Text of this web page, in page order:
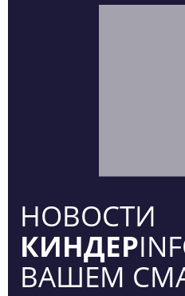
НОВОСТИ
КИНДЕР
ВАШЕМ